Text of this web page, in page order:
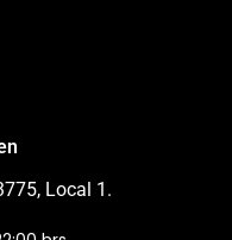
Local 1.